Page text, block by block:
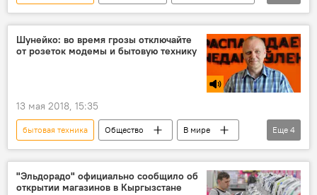
Происшествия
кыргызстанцы
пожар
склад
Шунейко: во время грозы отключайте
от розеток модемы и бытовую технику
13 мая 2018, 15:35
бытовая техника Общество
В мире
Радио Sputnik Кыргызстан
погода
дождь
гроза
Еще 4
"Эльдорадо" официально сообщило об
открытии магазинов в Кыргызстане